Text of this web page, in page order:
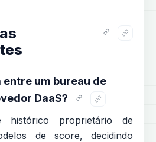
entre um bureau de
DaaS?
histórico proprietário de
de score, decidindo